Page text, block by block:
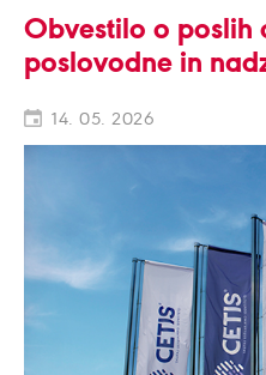
Obvestilo o poslih
poslovodne in
14. 05. 2026